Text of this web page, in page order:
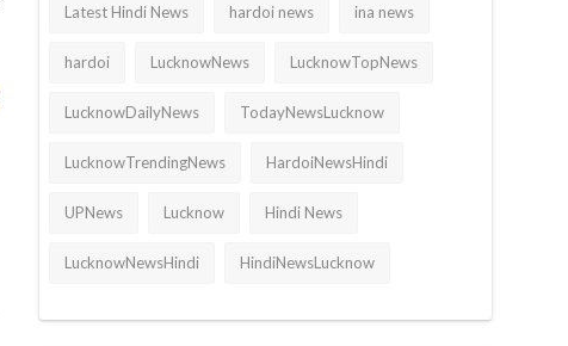
Latest Hindi News hardoi news ina news
hardoi LucknowNews LucknowTopNews
LucknowDailyNews TodayNewsLucknow
LucknowTrendingNews HardoiNewsHindi
UPNews Lucknow Hindi News
LucknowNewsHindi HindiNewsLucknow